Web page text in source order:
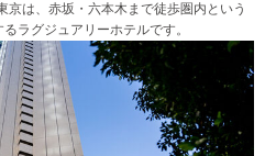
は、赤坂・六本木まで徒歩圏内という
ラグジュアリーホテルです。